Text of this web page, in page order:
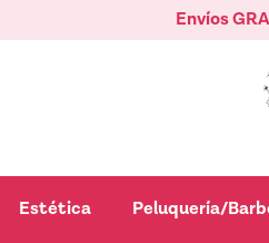
Envíos
Uñas
Estética Abrir Estética
Peluquería/